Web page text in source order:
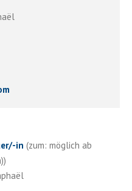
in (zum: möglich ab